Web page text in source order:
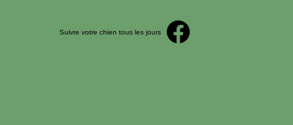
Suivre votre chien tous les jours